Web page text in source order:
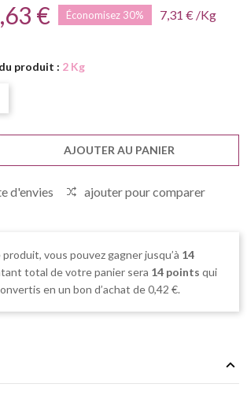
€ Économisez 30% 7,31 € /Kg
produit : 2 Kg
AJOUTER AU PANIER
d'envies ajouter pour comparer
vous pouvez gagner jusqu’à 14
total de votre panier sera 14 points qui
en un bon d’achat de0,42 €.